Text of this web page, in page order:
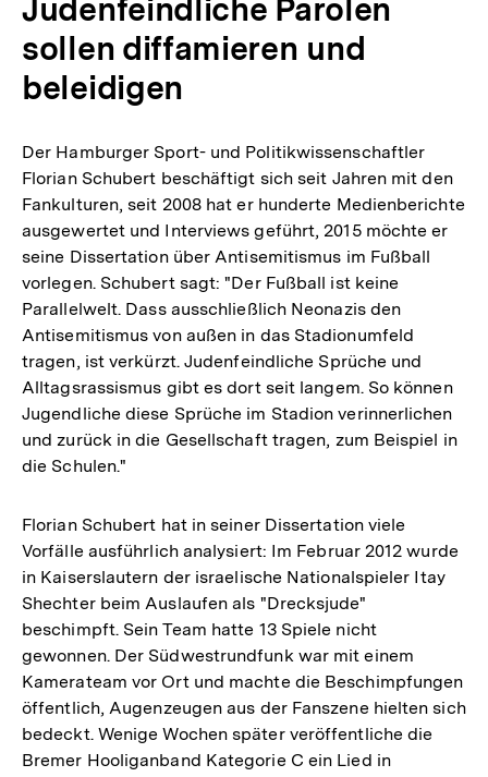
Judenfeindliche Parolen
sollen diffamieren und
beleidigen
Der Hamburger Sport- und Politikwissenschaftler
Florian Schubert beschäftigt sich seit Jahren mit den
Fankulturen, seit 2008 hat er hunderte Medienberichte
ausgewertet und Interviews geführt, 2015 möchte er
seine Dissertation über Antisemitismus im Fußball
vorlegen. Schubert sagt: "Der Fußball ist keine
Parallelwelt. Dass ausschließlich Neonazis den
Antisemitismus von außen in das Stadionumfeld
tragen, ist verkürzt. Judenfeindliche Sprüche und
Alltagsrassismus gibt es dort seit langem. So können
Jugendliche diese Sprüche im Stadion verinnerlichen
und zurück in die Gesellschaft tragen, zum Beispiel in
die Schulen."
Florian Schubert hat in seiner Dissertation viele
Vorfälle ausführlich analysiert: Im Februar 2012 wurde
in Kaiserslautern der israelische Nationalspieler Itay
Shechter beim Auslaufen als "Drecksjude"
beschimpft. Sein Team hatte 13 Spiele nicht
gewonnen. Der Südwestrundfunk war mit einem
Kamerateam vor Ort und machte die Beschimpfungen
öffentlich, Augenzeugen aus der Fanszene hielten sich
bedeckt. Wenige Wochen später veröffentliche die
Bremer Hooliganband Kategorie C ein Lied in